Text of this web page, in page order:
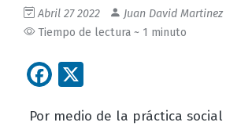
Abril 27 2022
Juan David Martinez
Tiempo de lectura ~ 1 minuto
Facebook
Por medio de la práctica social